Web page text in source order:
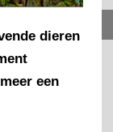
dieren
een